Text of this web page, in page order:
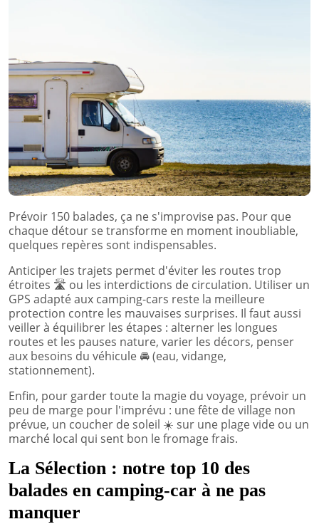
Prévoir 150 balades, ça ne s'improvise pas. Pour que
chaque détour se transforme en moment inoubliable,
quelques repères sont indispensables.
Anticiper les trajets permet d'éviter les routes trop
étroites 🛣️ ou les interdictions de circulation. Utiliser un
GPS adapté aux camping-cars reste la meilleure
protection contre les mauvaises surprises. Il faut aussi
veiller à équilibrer les étapes : alterner les longues
routes et les pauses nature, varier les décors, penser
aux besoins du véhicule 🚘(eau, vidange,
stationnement).
Enfin, pour garder toute la magie du voyage, prévoir un
peu de marge pour l'imprévu : une fête de village non
prévue, un coucher de soleil ☀️ sur une plage vide ou un
marché local qui sent bon le fromage frais.
La Sélection : notre top 10 des
balades en camping-car à ne pas
manquer